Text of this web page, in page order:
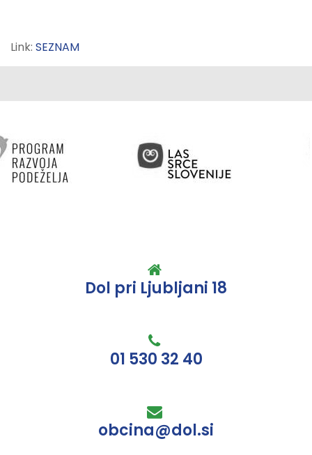
Link: SEZNAM
Dol pri Ljubljani 18
01 530 32 40
obcina@dol.si